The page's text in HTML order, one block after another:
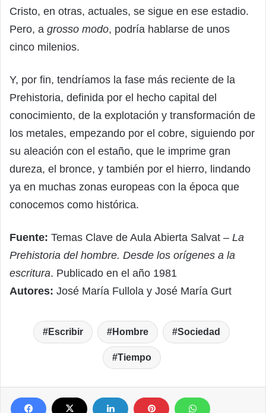
Cristo, en otras, actuales, se sigue en ese estadio.
Pero, a grosso modo, podría hablarse de unos
cinco milenios.
Y, por fin, tendríamos la fase más reciente de la
Prehistoria, definida por el hecho capital del
conocimiento, de la explotación y transformación de
los metales, empezando por el cobre, siguiendo por
su aleación con el estaño, que le imprime gran
dureza, el bronce, y también por el hierro, lindando
ya en muchas zonas europeas con la época que
conocemos como histórica.
Fuente: Temas Clave de Aula Abierta Salvat – La
Prehistoria del hombre. Desde los orígenes a la
escritura. Publicado en el año 1981
Autores: José María Fullola y José María Gurt
Escribir Hombre Sociedad
Tiempo